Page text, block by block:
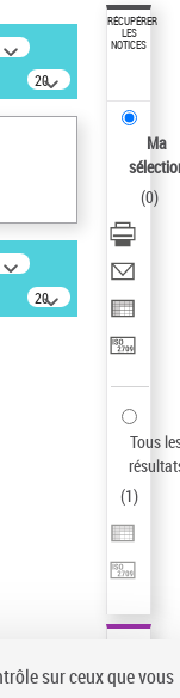
20
résultats/page
20
résultats/page
RÉCUPÉRER
LES
NOTICES
Ma
(0)
Tous
(1)
sur ceux que vous